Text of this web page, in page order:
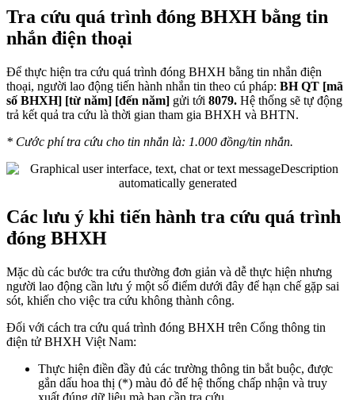
Tra cứu quá trình đóng BHXH bằng tin
nhắn điện thoại
Để thực hiện tra cứu quá trình đóng BHXH bằng tin nhắn điện
thoại, người lao động tiến hành nhắn tin theo cú pháp: BH QT [mã
số BHXH] [từ năm] [đến năm] gửi tới 8079. Hệ thống sẽ tự động
trả kết quả tra cứu là thời gian tham gia BHXH và BHTN.
* Cước phí tra cứu cho tin nhắn là: 1.000 đồng/tin nhắn.
Các lưu ý khi tiến hành tra cứu quá trình
đóng BHXH
Mặc dù các bước tra cứu thường đơn giản và dễ thực hiện nhưng
người lao động cần lưu ý một số điểm dưới đây để hạn chế gặp sai
sót, khiến cho việc tra cứu không thành công.
Đối với cách tra cứu quá trình đóng BHXH trên Cổng thông tin
điện tử BHXH Việt Nam:
Thực hiện điền đầy đủ các trường thông tin bắt buộc, được
gắn dấu hoa thị (*) màu đỏ để hệ thống chấp nhận và truy
xuất đúng dữ liệu mà bạn cần tra cứu.